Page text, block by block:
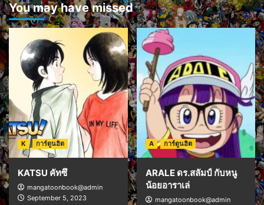
You may have missed
K การ์ตูนฮิต
KATSU คัทซึ
mangatoonbook@admin
September 5, 2023
A การ์ตูนฮิต
ARALE ดร.สลัมป์ กับหนู
น้อยอาราเล่
mangatoonbook@admin